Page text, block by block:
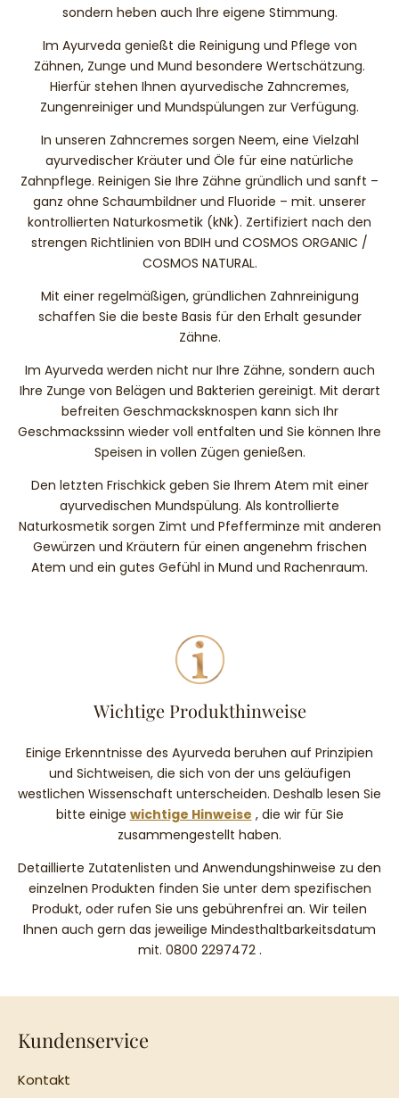
sondern heben auch Ihre eigene Stimmung.
Im Ayurveda genießt die Reinigung und Pflege von
Zähnen, Zunge und Mund besondere Wertschätzung.
Hierfür stehen Ihnen ayurvedische Zahncremes,
Zungenreiniger und Mundspülungen zur Verfügung.
In unseren Zahncremes sorgen Neem, eine Vielzahl
ayurvedischer Kräuter und Öle für eine natürliche
Zahnpflege. Reinigen Sie Ihre Zähne gründlich und sanft –
ganz ohne Schaumbildner und Fluoride – mit. unserer
kontrollierten Naturkosmetik (kNk). Zertifiziert nach den
strengen Richtlinien von BDIH und COSMOS ORGANIC /
COSMOS NATURAL.
Mit einer regelmäßigen, gründlichen Zahnreinigung
schaffen Sie die beste Basis für den Erhalt gesunder
Zähne.
Im Ayurveda werden nicht nur Ihre Zähne, sondern auch
Ihre Zunge von Belägen und Bakterien gereinigt. Mit derart
befreiten Geschmacksknospen kann sich Ihr
Geschmackssinn wieder voll entfalten und Sie können Ihre
Speisen in vollen Zügen genießen.
Den letzten Frischkick geben Sie Ihrem Atem mit einer
ayurvedischen Mundspülung. Als kontrollierte
Naturkosmetik sorgen Zimt und Pfefferminze mit anderen
Gewürzen und Kräutern für einen angenehm frischen
Atem und ein gutes Gefühl in Mund und Rachenraum.
Wichtige Produkthinweise
Einige Erkenntnisse des Ayurveda beruhen auf Prinzipien
und Sichtweisen, die sich von der uns geläufigen
westlichen Wissenschaft unterscheiden. Deshalb lesen Sie
bitte einige wichtige Hinweise , die wir für Sie
zusammengestellt haben.
Detaillierte Zutatenlisten und Anwendungshinweise zu den
einzelnen Produkten finden Sie unter dem spezifischen
Produkt, oder rufen Sie uns gebührenfrei an. Wir teilen
Ihnen auch gern das jeweilige Mindesthaltbarkeitsdatum
mit. 0800 2297472 .
Kundenservice
Kontakt